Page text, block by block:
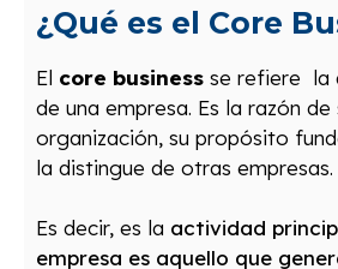
¿Qué es el Core
El core business se refiere la
de una empresa. Es la razón de
organización, su propósito
la distingue de otras empresas.
Es decir, es la actividad
empresa es aquello que